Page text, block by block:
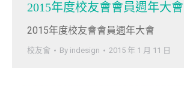
2015年度校友會會員週年大會
2015年度校友會會員週年大會
校友會 By indesign 2015 年 1 月 11 日